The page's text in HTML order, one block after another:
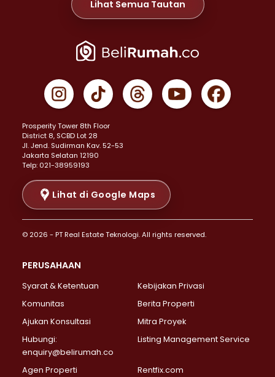
Properti Dijual di Jelambar >
Properti Dijual di Jakarta Pusat >
Properti Dijual di Gambir >
Properti Dijual di Johar Baru >
Properti Dijual di Menteng >
Properti Dijual di Senen >
Properti Dijual di Tanah Abang >
Properti Dijual di Cikini >
Properti Dijual di Kramat >
Properti Dijual di Pasar Baru >
Properti Dijual di Bendungan Hilir >
Properti Dijual di Jakarta Selatan >
Properti Dijual di Lebak Bulus >
Properti Dijual di Gandaria Selatan >
Properti Dijual di Pondok Labu >
Properti Dijual di Lenteng Agung >
Properti Dijual di Senayan >
Properti Dijual di Pondok Pinang >
Lihat Semua Tautan
Prosperity Tower 8th Floor
District 8, SCBD Lot 28
JI. Jend. Sudirman Kav. 52-53
Jakarta Selatan 12190
Telp: 021-38959193
Lihat di Google Maps
© 2026 - PT Real Estate Teknologi. All rights reserved.
PERUSAHAAN
Syarat & Ketentuan
Kebijakan Privasi
Komunitas
Berita Properti
Ajukan Konsultasi
Mitra Proyek
Hubungi:
enquiry@belirumah.co
Listing Management Service
Agen Properti Rentfix.com